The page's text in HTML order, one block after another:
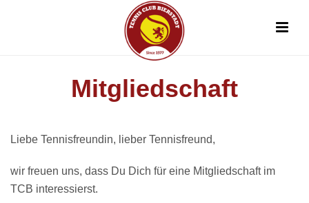
Mitgliedschaft
Liebe Tennisfreundin, lieber Tennisfreund,
wir freuen uns, dass Du Dich für eine Mitgliedschaft im
TCB interessierst.